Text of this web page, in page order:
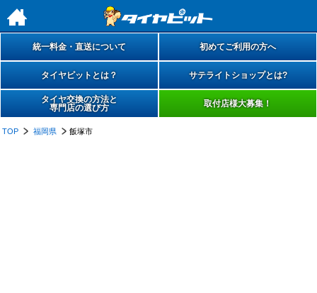
h
統一料金・直送について 初めてご利用の方へ
タイヤピットとは？ サテライトショップとは?
タイヤ交換の方法と
専門店の選び方
取付店様大募集！
TOP 福岡県 飯塚市